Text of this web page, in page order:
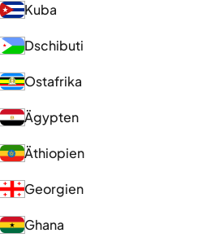
Kuba
Dschibuti
Ostafrika
Ägypten
Äthiopien
Georgien
Ghana